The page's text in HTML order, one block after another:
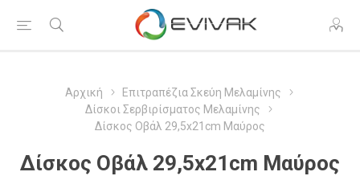
Αρχική
Επιτραπέζια Σκεύη Μελαμίνης
Δίσκοι Σερβιρίσματος Μελαμίνης
Δίσκος Οβάλ 29,5x21cm Μαύρος
Δίσκος Οβάλ 29,5x21cm Μαύρος